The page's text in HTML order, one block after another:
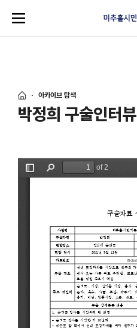
아카이브 탐색
박정희 구술인터뷰